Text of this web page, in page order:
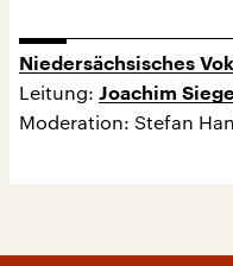
Niedersächsisches
Leitung: Joachim Siegel
Moderation: Stefan